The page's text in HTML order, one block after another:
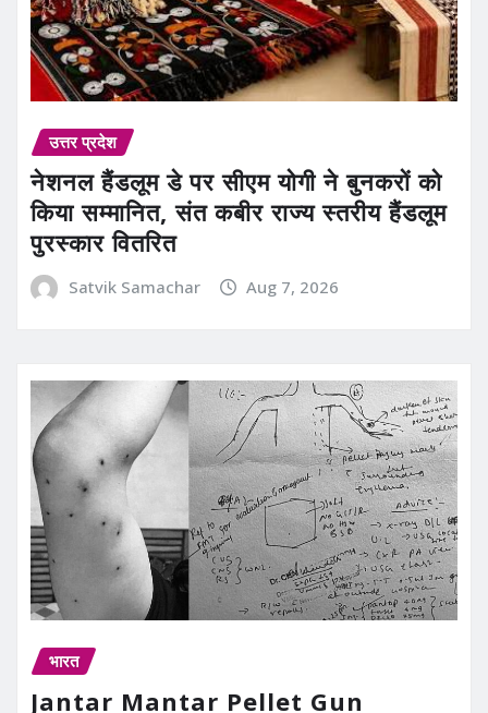
उत्तर प्रदेश
नेशनल हैंडलूम डे पर सीएम योगी ने बुनकरों को
किया सम्मानित, संत कबीर राज्य स्तरीय हैंडलूम
पुरस्कार वितरित
Satvik Samachar Aug 7, 2026
भारत
Jantar Mantar Pellet Gun